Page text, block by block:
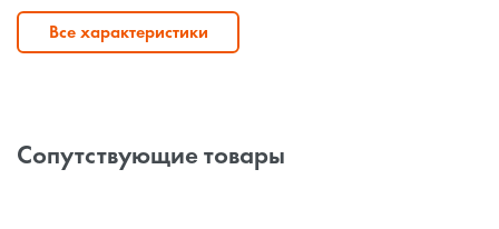
Все характеристики
Сопутствующие товары